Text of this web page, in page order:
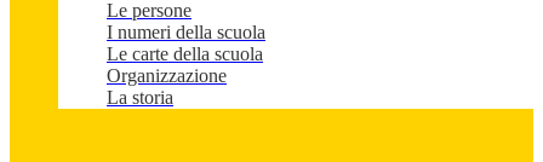
Le persone
I numeri della scuola
Le carte della scuola
Organizzazione
La storia